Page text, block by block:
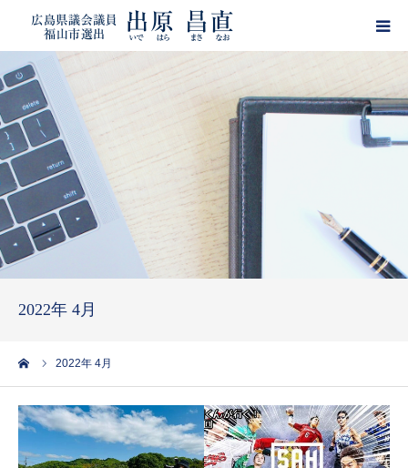
2022年 4月
2022年 4月
HOME
プロフィール
政策
活動報告
出原昌直・目安箱